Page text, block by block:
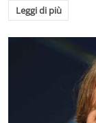
Leggi di più